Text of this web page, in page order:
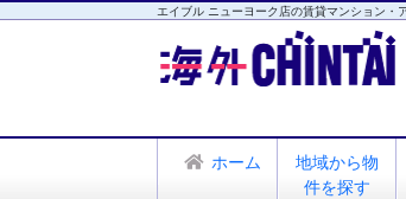
エイブル ニューヨーク店の賃貸マンション・
ホーム
地域から物
件を探す